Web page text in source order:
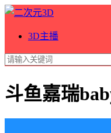
3D主播
斗鱼嘉瑞